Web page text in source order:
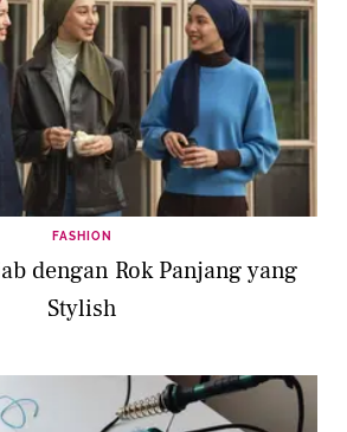
FASHION
dengan Rok Panjang yang
Stylish